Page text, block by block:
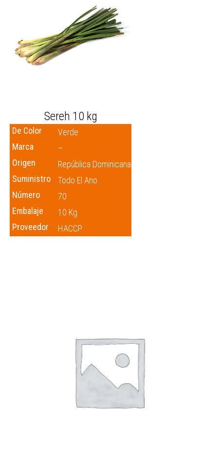
Sereh 10 kg
De Color
Verde
Marca
–
Origen
República Dominicana
Suministro
Todo El Ano
Número
70
Embalaje
10 Kg
Proveedor
HACCP